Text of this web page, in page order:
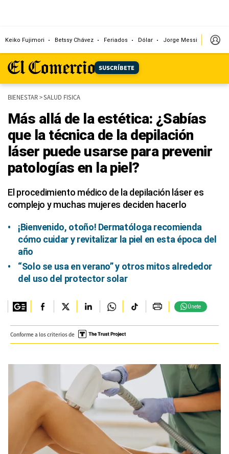
Keiko Fujimori Betssy Chávez Feriados Dólar Jorge Messi Papa
SUSCRÍBETE
BIENESTAR>SALUD FISICA
Más allá de la estética: ¿Sabías
que la técnica de la depilación
láser puede usarse para prevenir
patologías en la piel?
El procedimiento médico de la depilación láser es
complejo y muchas mujeres deciden hacerlo
¡Bienvenido, otoño! Dermatóloga recomienda
cómo cuidar y revitalizar la piel en esta época del
año
“Solo se usa en verano” y otros mitos alrededor
del uso del protector solar
Únete
Conforme a los criterios de